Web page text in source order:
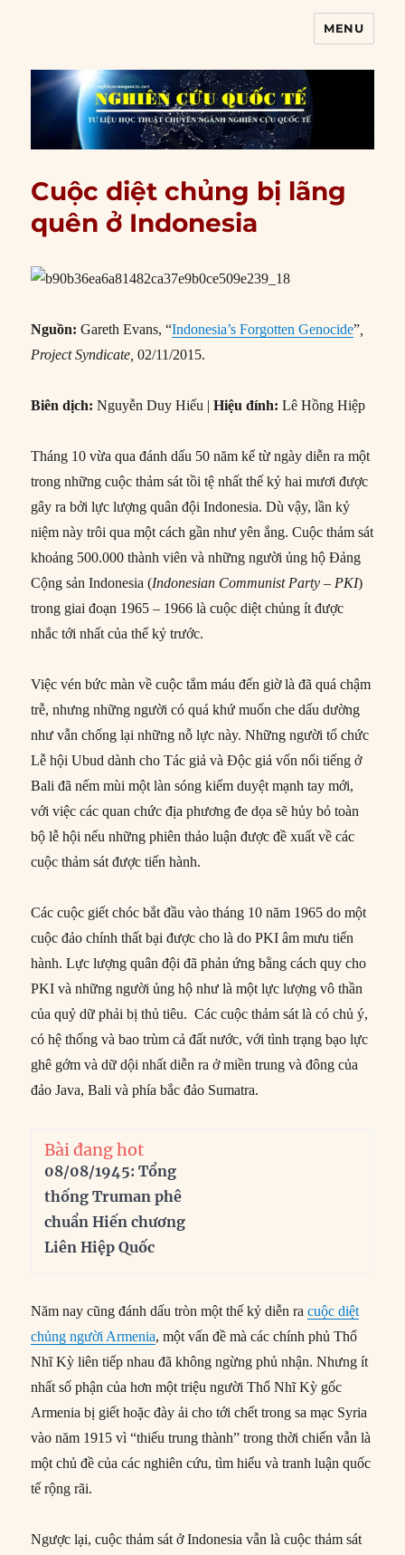
MENU
Cuộc diệt chủng bị lãng
quên ở Indonesia
Nguồn: Gareth Evans, “Indonesia’s Forgotten Genocide”
Project Syndicate,02/11/2015.
Biên dịch: Nguyễn Duy Hiếu |Hiệu đính: Lê Hồng Hiệp
Tháng 10 vừa qua đánh dấu 50 năm kể từ ngày diễn ra một
trong những cuộc thảm sát tồi tệ nhất thế kỷ hai mươi được
gây ra bởi lực lượng quân đội Indonesia. Dù vậy, lần kỷ
niệm này trôi qua một cách gần như yên ắng. Cuộc thảm sát
khoảng 500.000 thành viên và những người ủng hộ Đảng
Cộng sản Indonesia (Indonesian Communist Party – PKI)
trong giai đoạn 1965 – 1966 là cuộc diệt chủng ít được
nhắc tới nhất của thế kỷ trước.
Việc vén bức màn về cuộc tắm máu đến giờ là đã quá chậm
trễ, nhưng những người có quá khứ muốn che dấu dường
như vẫn chống lại những nỗ lực này. Những người tổ chức
Lễ hội Ubud dành cho Tác giả và Độc giả vốn nổi tiếng ở
Bali đã nếm mùi một làn sóng kiểm duyệt mạnh tay mới,
với việc các quan chức địa phương đe dọa sẽ hủy bỏ toàn
bộ lễ hội nếu những phiên thảo luận được đề xuất về các
cuộc thảm sát được tiến hành.
Các cuộc giết chóc bắt đầu vào tháng 10 năm 1965 do một
cuộc đảo chính thất bại được cho là do PKI âm mưu tiến
hành. Lực lượng quân đội đã phản ứng bằng cách quy cho
PKI và những người ủng hộ như là một lực lượng vô thần
của quỷ dữ phải bị thủ tiêu. Các cuộc thảm sát là có chủ ý,
có hệ thống và bao trùm cả đất nước, với tình trạng bạo lực
ghê gớm và dữ dội nhất diễn ra ở miền trung và đông của
đảo Java, Bali và phía bắc đảo Sumatra.
Bài đang hot
08/08/1945: Tổng
thống Truman phê
chuẩn Hiến chương
Liên Hiệp Quốc
Năm nay cũng đánh dấu tròn một thế kỷ diễn racuộc diệt
chủng người Armenia, một vấn đề mà các chính phủ Thổ
Nhĩ Kỳ liên tiếp nhau đã không ngừng phủ nhận. Nhưng ít
nhất số phận của hơn một triệu người Thổ Nhĩ Kỳ gốc
Armenia bị giết hoặc đày ải cho tới chết trong sa mạc Syria
vào năm 1915 vì “thiếu trung thành” trong thời chiến vẫn là
một chủ đề của các nghiên cứu, tìm hiểu và tranh luận quốc
tế rộng rãi.
Ngược lại, cuộc thảm sát ở Indonesia vẫn là cuộc thảm sát